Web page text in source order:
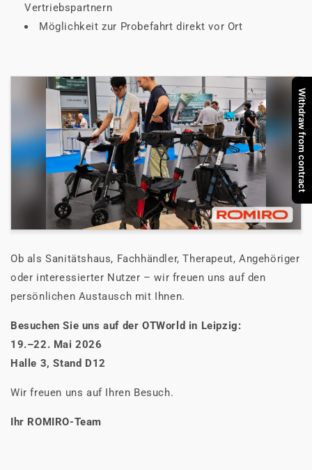
Vertriebspartnern
Möglichkeit zur Probefahrt direkt vor Ort
Ob als Sanitätshaus, Fachhändler, Therapeut, Angehöriger
oder interessierter Nutzer – wir freuen uns auf den
persönlichen Austausch mit Ihnen.
Besuchen Sie uns auf der OTWorld in Leipzig:
19.–22. Mai 2026
Halle 3, Stand D12
Wir freuen uns auf Ihren Besuch.
Ihr ROMIRO-Team
Withdraw from contract